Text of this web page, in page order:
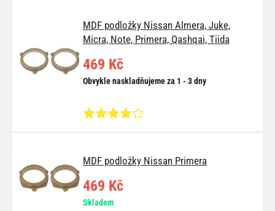
MDF podložky Nissan Almera, Juke,
Micra, Note, Primera, Qashqai, Tiida
469 Kč
Obvykle naskladňujeme za 1 - 3 dny
MDF podložky Nissan Primera
469 Kč
Skladem